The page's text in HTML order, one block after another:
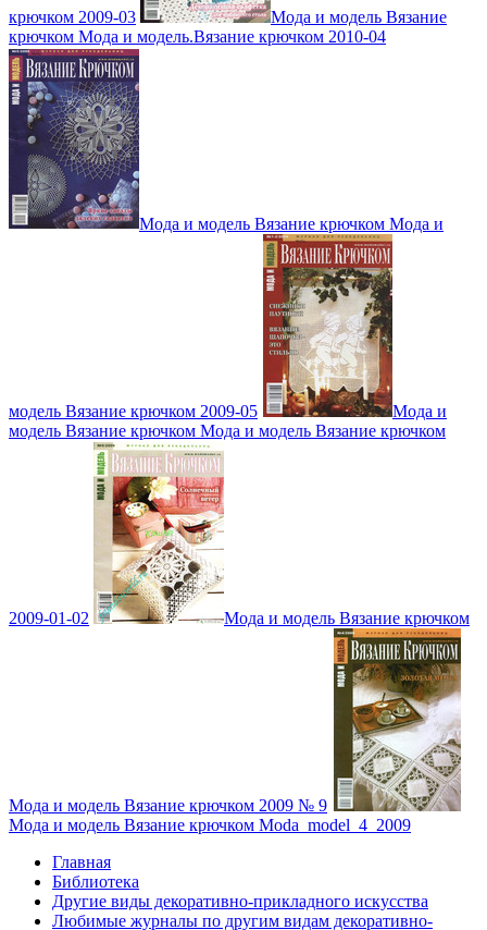
крючком 2009-03
Мода и модель Вязание
крючком Мода и модель.Вязание крючком 2010-04
Мода и модель Вязание крючком Мода и
модель Вязание крючком 2009-05
Мода и
модель Вязание крючком Мода и модель Вязание крючком
2009-01-02 Мода и модель Вязание крючком
Мода и модель Вязание крючком 2009 № 9
Мода и модель Вязание крючком Moda_model_4_2009
Главная
Библиотека
Другие виды декоративно-прикладного искусства
Любимые журналы по другим видам декоративно-